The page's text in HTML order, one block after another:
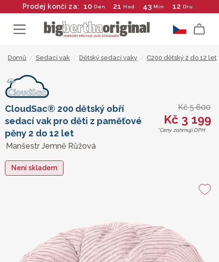
Prodej končí za: 10 Den 21 Hod 43 Min 12 Dru
Domů / Sedací vak / Dětský sedací vaky / C200 dětský 2 do 12 let
CloudSac® 200 dětský obří
sedací vak pro děti z paměťové
pěny 2 do 12 let
Manšestr Jemně Růžová
Kč 5 600
Kč 3 199
*Ceny zahrnují DPH
Není skladem